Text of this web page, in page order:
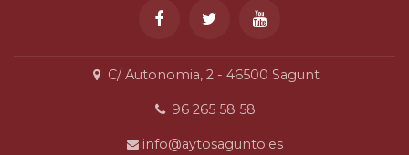
C/ Autonomia, 2 - 46500 Sagunt
96 265 58 58
info@aytosagunto.es